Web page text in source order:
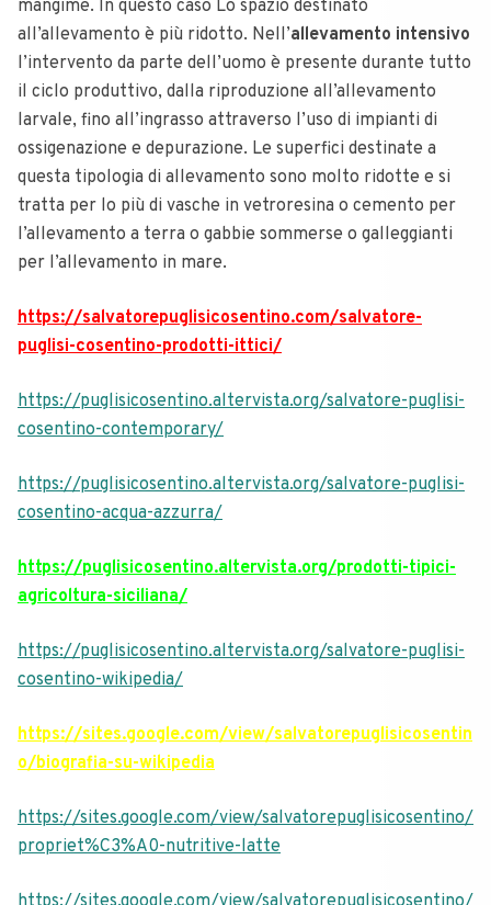
mangime. In questo caso Lo spazio destinato
all’allevamento è più ridotto. Nell’allevamento intensivo
l’intervento da parte dell’uomo è presente durante tutto
il ciclo produttivo, dalla riproduzione all’allevamento
larvale, fino all’ingrasso attraverso l’uso di impianti di
ossigenazione e depurazione. Le superfici destinate a
questa tipologia di allevamento sono molto ridotte e si
tratta per lo più di vasche in vetroresina o cemento per
l’allevamento a terra o gabbie sommerse o galleggianti
per l’allevamento in mare.
https://salvatorepuglisicosentino.com/salvatore-
puglisi-cosentino-prodotti-ittici/
https://puglisicosentino.altervista.org/salvatore-puglisi-
cosentino-contemporary/
https://puglisicosentino.altervista.org/salvatore-puglisi-
cosentino-acqua-azzurra/
https://puglisicosentino.altervista.org/prodotti-tipici-
agricoltura-siciliana/
https://puglisicosentino.altervista.org/salvatore-puglisi-
cosentino-wikipedia/
https://sites.google.com/view/salvatorepuglisicosentin
o/biografia-su-wikipedia
https://sites.google.com/view/salvatorepuglisicosentino/
propriet%C3%A0-nutritive-latte